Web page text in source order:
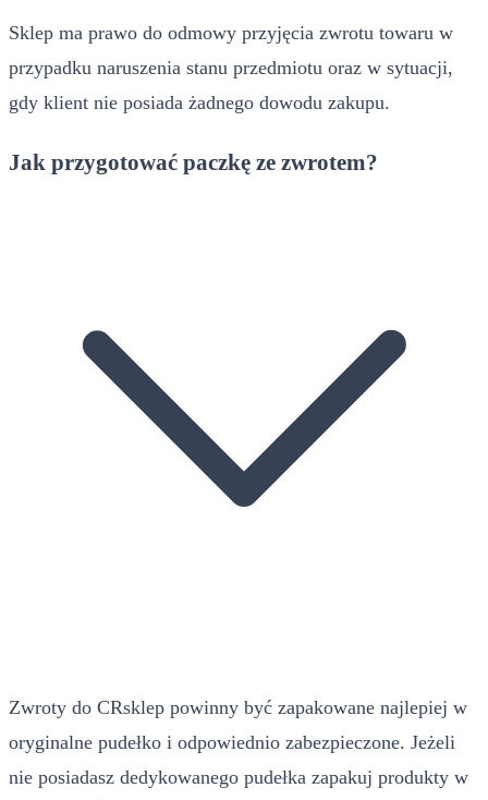
Sklep ma prawo do odmowy przyjęcia zwrotu towaru w
przypadku naruszenia stanu przedmiotu oraz w sytuacji,
gdy klient nie posiada żadnego dowodu zakupu.
Jak przygotować paczkę ze zwrotem?
Zwroty do CRsklep powinny być zapakowane najlepiej w
oryginalne pudełko i odpowiednio zabezpieczone. Jeżeli
nie posiadasz dedykowanego pudełka zapakuj produkty w